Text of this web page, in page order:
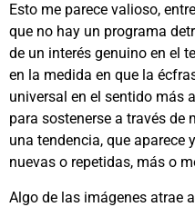
Esto me parece valioso,
que no hay un programa
de un interés genuino en el
en la medida en que la
universal en el sentido más
para sostenerse a través de
una tendencia, que aparece
nuevas o repetidas, más o
Algo de las imágenes atrae